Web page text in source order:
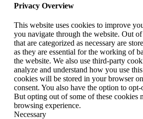
Privacy Overview
This website uses cookies to improve
you navigate through the website. Out
that are categorized as necessary are
as they are essential for the working of
the website. We also use third-party
analyze and understand how you use
cookies will be stored in your browser
consent. You also have the option to
But opting out of some of these cookies
browsing experience.
Necessary